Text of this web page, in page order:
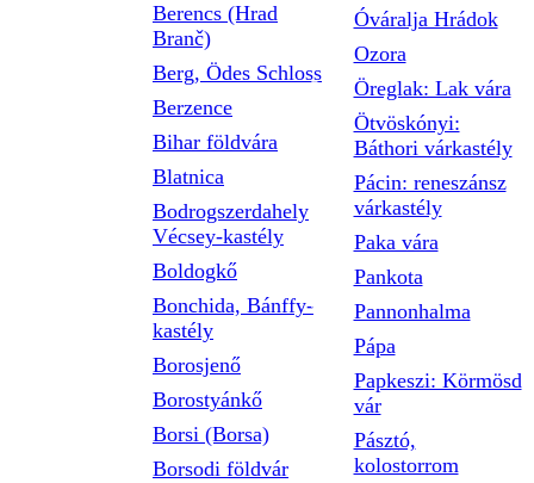
Berencs (Hrad
Branč)
Berg, Ödes Schloss
Berzence
Bihar földvára
Blatnica
Bodrogszerdahely
Vécsey-kastély
Boldogkő
Bonchida, Bánffy-
kastély
Borosjenő
Borostyánkő
Borsi (Borsa)
Borsodi földvár
Óváralja Hrádok
Ozora
Öreglak: Lak vára
Ötvöskónyi:
Báthori várkastély
Pácin: reneszánsz
várkastély
Paka vára
Pankota
Pannonhalma
Pápa
Papkeszi: Körmösd
vár
Pásztó,
kolostorrom